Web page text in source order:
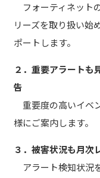
フォーティネット
リーズを取り扱い始
ポートします。
２．重要アラートも
告
重要度の高いイベ
様にご案内します。
３．被害状況も月次
アラート検知状況